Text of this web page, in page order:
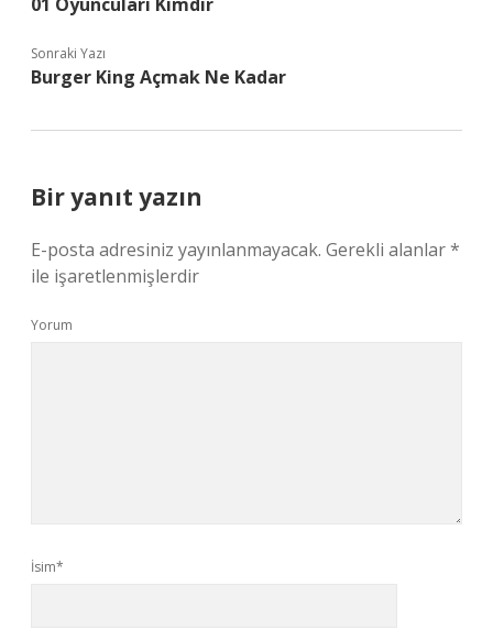
Sonraki Yazı
Burger King Açmak Ne Kadar
Bir yanıt yazın
E-posta adresiniz yayınlanmayacak. Gerekli alanlar*
ile işaretlenmişlerdir
Yorum
İsim*